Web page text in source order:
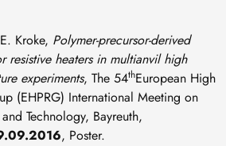
Kroke, Polymer-precursor-derived
resistive heaters in multianvil high
experiments, The 54thEuropean High
(EHPRG) International Meeting on
Technology, Bayreuth,
, Poster.